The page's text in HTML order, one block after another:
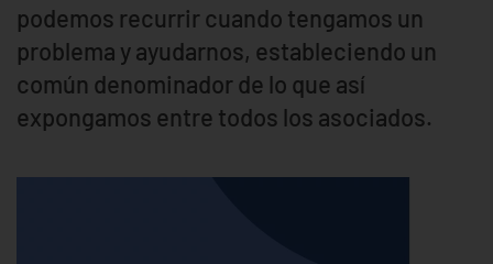
podemos recurrir cuando tengamos un
problema y ayudarnos, estableciendo un
común denominador de lo que así
expongamos entre todos los asociados.